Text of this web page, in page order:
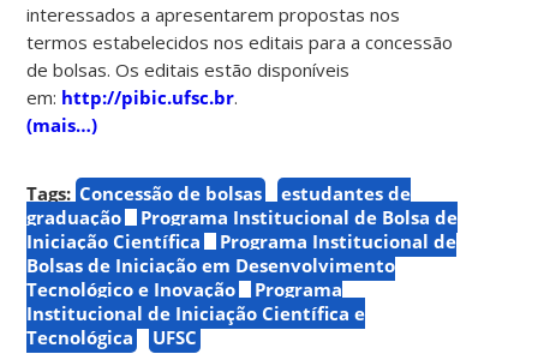
interessados a apresentarem propostas nos
termos estabelecidos nos editais para a concessão
de bolsas. Os editais estão disponíveis
em: http://pibic.ufsc.br.
(mais…)
Tags: Concessão de bolsas
estudantes de
graduação
Programa Institucional de Bolsa de
Iniciação Científica
Programa Institucional de
Bolsas de Iniciação em Desenvolvimento
Tecnológico e Inovação
Programa
Institucional de Iniciação Científica e
Tecnológica
UFSC